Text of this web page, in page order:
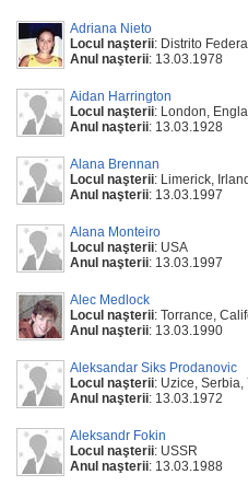
Adriana Nieto
Locul naşterii: Distrito
Anul naşterii: 13.03.1978
Aidan Harrington
Locul naşterii: London,
Anul naşterii: 13.03.1928
Alana Brennan
Locul naşterii: Limerick,
Anul naşterii: 13.03.1997
Alana Monteiro
Locul naşterii: USA
Anul naşterii: 13.03.1997
Alec Medlock
Locul naşterii: Torrance,
Anul naşterii: 13.03.1990
Aleksandar Siks Prodanovic
Locul naşterii: Uzice,
Anul naşterii: 13.03.1972
Aleksandr Fokin
Locul naşterii: USSR
Anul naşterii: 13.03.1988